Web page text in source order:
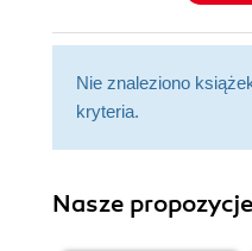
Nie znaleziono
kryteria.
Nasze